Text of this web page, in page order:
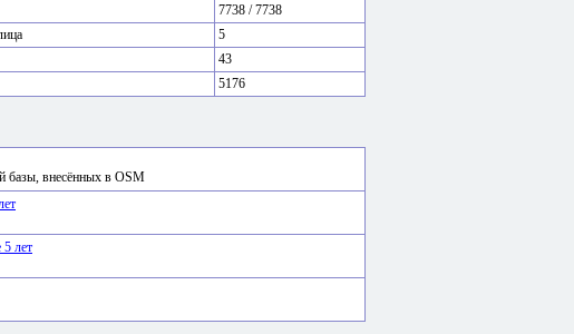
7738 / 7738
5
43
5176
базы, внесённых в OSM
5 лет